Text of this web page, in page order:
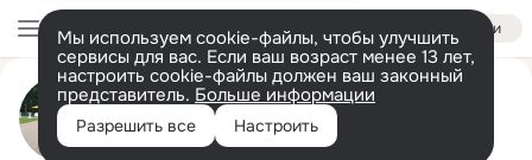
Войти
Мы используем cookie-файлы, чтобы улучшить
сервисы для вас. Если ваш возраст менее 13 лет,
настроить cookie-файлы должен ваш законный
представитель. Больше информации
Разрешить все Настроить
AleKsEY GeRMaNoV
4 августа Подробнее